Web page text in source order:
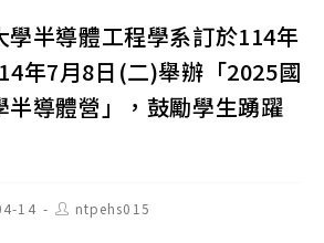
學半導體工程學系訂於114年
年7月8日(二)舉辦「2025國
半導體營」，鼓勵學生踴躍
14
Post
author:
ntpehs015